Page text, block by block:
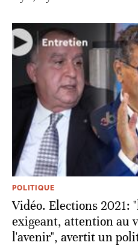
POLITIQUE
Vidéo. Elections 2021:
exigeant, attention au
l'avenir", avertit un